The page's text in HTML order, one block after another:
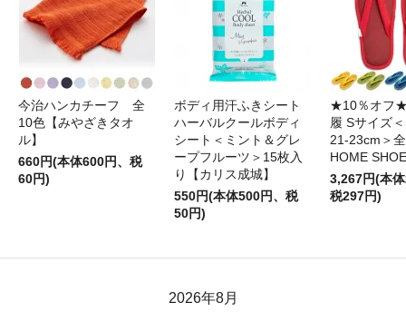
今治ハンカチーフ 全
10色【みやざきタオ
ル】
660円(本体600円、税
60円)
ボディ用汗ふきシート
ハーバルクールボディ
シート＜ミント＆グレ
ープフルーツ＞15枚入
り【カリス成城】
550円(本体500円、税
50円)
★10％オフ
履 Sサイズ
21-23cm＞
HOME
3,267円(本
税297円)
2026年8月